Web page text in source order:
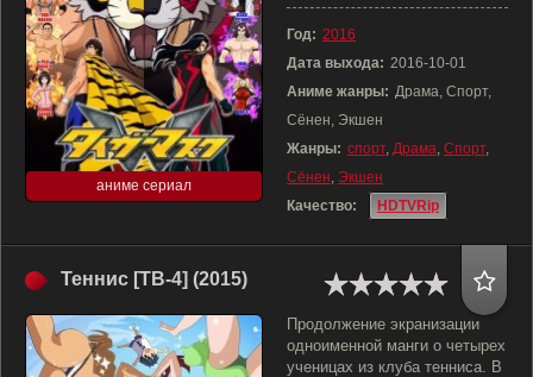
аниме сериал
Год: 2016
Дата выхода: 2016-10-01
Аниме жанры: Драма, Спорт,
Сёнен, Экшен
Жанры: спорт, Драма, Спорт,
Сёнен, Экшен
Качество:
HDTVRip
Теннис [ТВ-4] (2015)
Продолжение экранизации
одноименной манги о четырех
ученицах из клуба тенниса. В